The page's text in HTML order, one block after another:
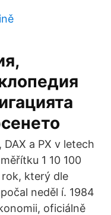
a PX v letech
1 10 100
rok, který dle
neděl í. 1984
oficiálně